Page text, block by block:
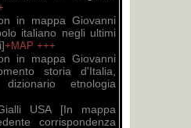
in mappa Giovanni
italiano negli ultimi
+MAP +++
in mappa Giovanni
storia d'Italia,
etnologia
USA [In mappa
corrispondenza